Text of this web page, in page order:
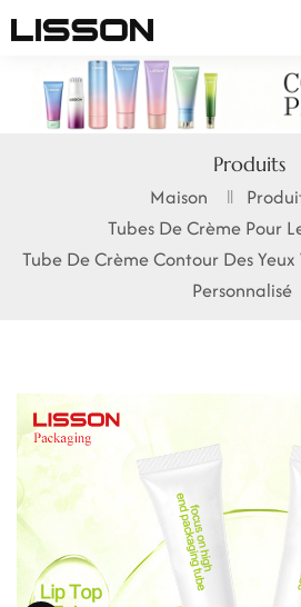
English
français
русский
español
Produits
Maison
Tubes De Crème Pour
Tube De Crème Contour Des
Personnalisé